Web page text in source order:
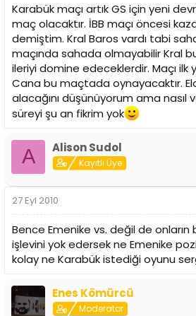
Karabük maçı artık GS için yeni
maç olacaktır. İBB maçı öncesi
demiştim. Kral Baros vardı tabi
maçında sahada olmayabilir Kral
ileriyi domine edeceklerdir. Maçı ilk
Cana bu maçtada oynayacaktır.
alacağını düşünüyorum ama nasıl
süreyi şu an fikrim yok
A Alison Sudol
Kayıtlı Üye
27 Eyl 2010
Bence Emenike vs. değil de
işlevini yok edersek ne Emenike
kolay ne Karabük istediği oyunu
Enes Kömürcü
Moderator